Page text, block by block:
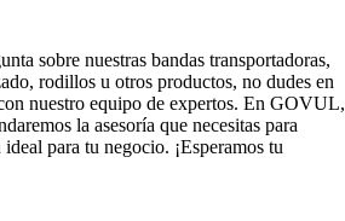
sobre nuestras bandas transportadoras,
rodillos u otros productos, no dudes en
nuestro equipo de expertos. En GOVUL,
la asesoría que necesitas para
para tu negocio. ¡Esperamos tu